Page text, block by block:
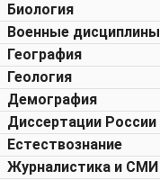
Биология
Военные дисциплины
География
Геология
Демография
Диссертации России
Естествознание
Журналистика и СМИ